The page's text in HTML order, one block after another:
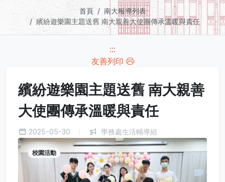
首頁
南大報導列表
繽紛遊樂園主題送舊 南大親善大使團傳承溫暖與責任
:::
友善列印
繽紛遊樂園主題送舊 南大親善
大使團傳承溫暖與責任
2025-05-30 學務處生活輔導組
校園活動